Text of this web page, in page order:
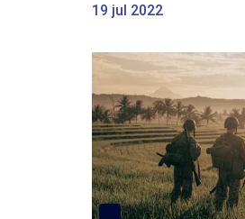
19 jul 2022